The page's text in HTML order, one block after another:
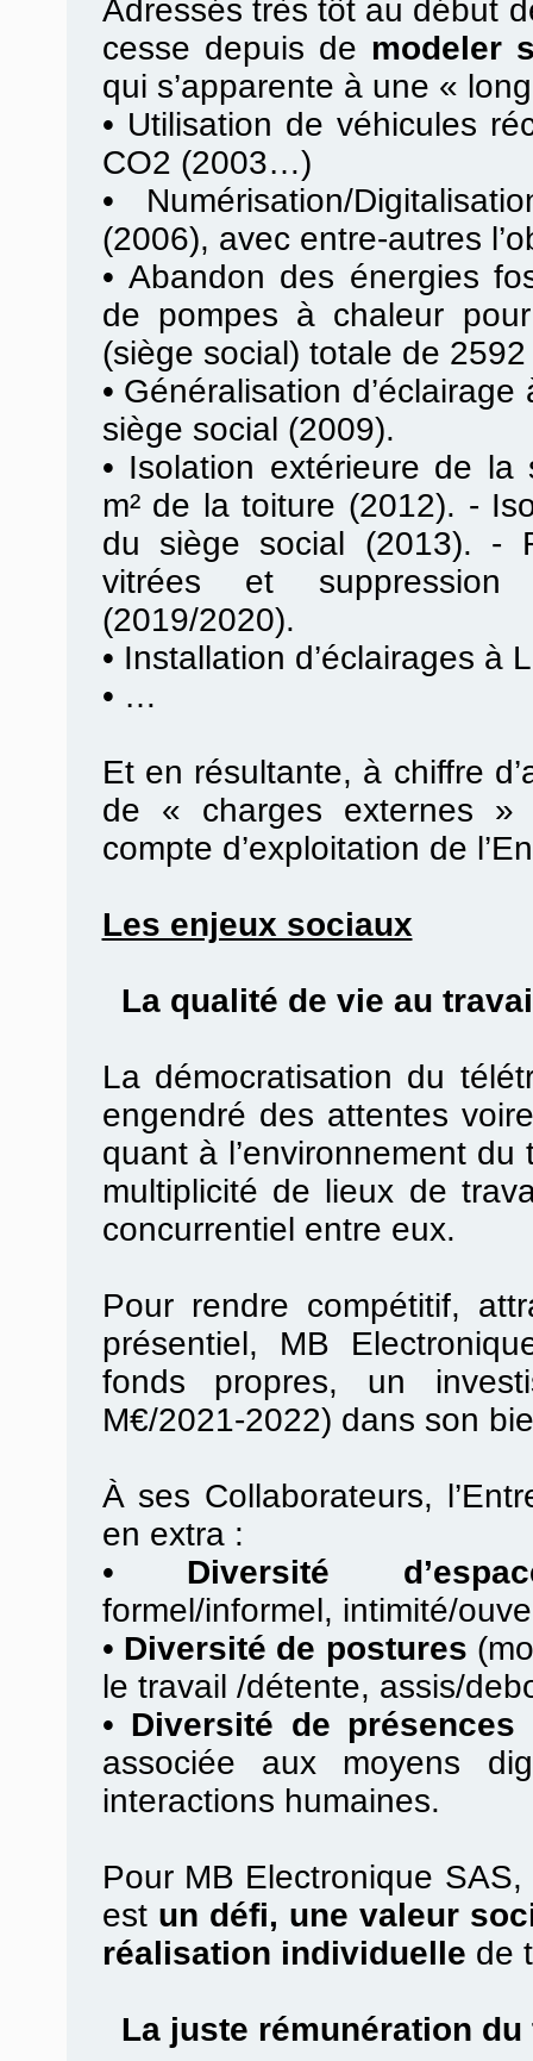
Adressés très tôt au début
cesse depuis de modeler
qui s’apparente à une «
• Utilisation de véhicules
CO2 (2003…)
• Numérisation/
(2006), avec entre-autres
• Abandon des énergies
de pompes à chaleur
(siège social) totale de 2592
• Généralisation
siège social (2009).
• Isolation extérieure de la
m² de la toiture (2012). -
du siège social (2013). -
vitrées et
(2019/2020).
• Installation d’éclairages à
• …
Et en résultante, à chiffre
de « charges externes
compte d’exploitation de
Les enjeux sociaux
La qualité de vie au
La démocratisation du
engendré des attentes
quant à l’environnement
multiplicité de lieux de
concurrentiel entre eux.
Pour rendre compétitif,
présentiel, MB
fonds propres, un
M€/2021-2022) dans son
À ses Collaborateurs,
en extra :
• Diversité
formel/informel, intimité/
• Diversité de postures
le travail /détente, assis/
• Diversité de
associée aux moyens
interactions humaines.
Pour MB Electronique
est un défi, une valeur
réalisation individuelle de
La juste rémunération